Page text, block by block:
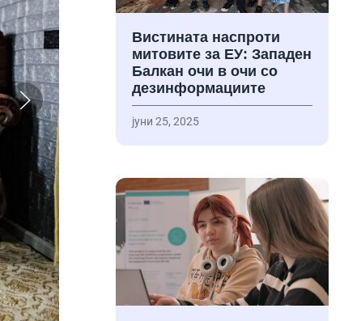
Вистината наспроти
митовите за ЕУ: Западен
Балкан очи в очи со
дезинформациите
јуни 25, 2025